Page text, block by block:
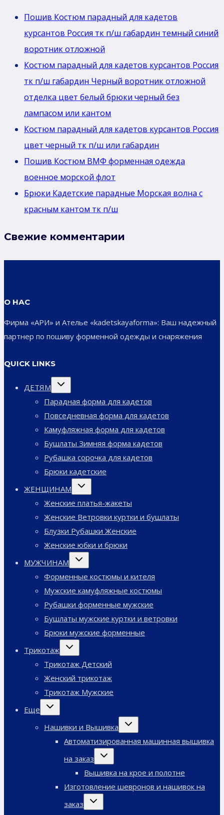
Пошив Костюм парадный для кадетов
курсантов Россия тк п/ш габардин темный синий
воротник отложной
Костюм парадный для кадетов курсантов Россия
тк п/ш габардин Черный воротник отложной
отделка цвет белый брюки черный без
лaмпасом или кантом
Костюм парадный для кадетов курсантов Россия
цвет черный тк п/ш или габардин
Пошив Костюм ВМФ форменная одежда
военное морской флот
Брюки Кадетские парадные Морская волна с
красным кантом тк п/ш
Свежие комментарии
О НАС
Фирма «АРИ» и Ателье «kadetskayaforma»: Ваш надежный
партнер по пошиву форменной одежды и снаряжения
QUICK LINKS
ДЕТЯМ
Переключить
Парадная форма для кадетов
Повседневная форма для кадетов
Камуфляжная форма для кадетов
Бушлаты Зимняя форма кадетов
Рубашка сорочка для кадетов
Брюки кадетские
ЖЕНЩИНАМ
Переключить
Женские платья-жакеты
Женские Ветровки куртки и бушлаты
Блузки Рубашки Женские
Женские юбки и брюки
МУЖЧИНАМ
Переключить
Форменные костюмы и кителя
Мужские камуфляжные костюмы
Рубашки форменные мужские
Бушлаты мужские куртки и ветровки
Брюки мужские форменные
Трикотаж
Переключить
Трикотаж Детский
Женский трикотаж
Трикотаж Мужские
Еще
Переключить
Нашивки и Вышивка
Переключить
Автоматизированная машинная вышивка
на заказ
Переключить
Вышивка на крое и полотне
Изготовление шевронов и нашивок на
заказ
Переключить